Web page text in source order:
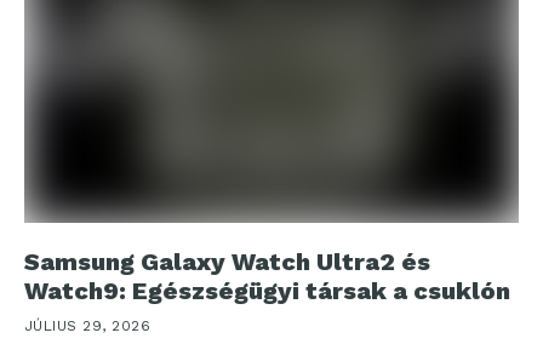
Samsung Galaxy Watch Ultra2 és
Watch9: Egészségügyi társak a csuklón
JÚLIUS 29, 2026